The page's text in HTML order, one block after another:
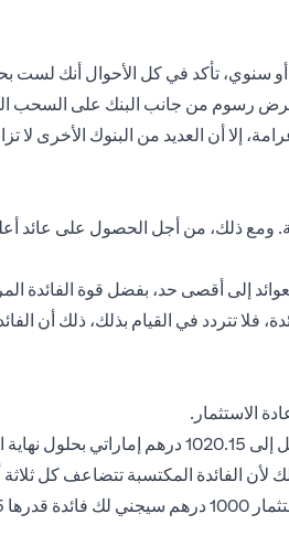
سنوي، تأكد في كل الأحوال أنك لست
فرض رسوم من جانب البنك على السحب
إلا أن العديد من البنوك الأخرى لا
ومع ذلك، من أجل الحصول على عائد
إلى أقصى حد، بفضل قوة الفائدة
فلا تتردد في القيام بذلك، ذلك أن
ما يعنيه هذا هو أن مبلغ 1000 درهم إماراتي المستثمر في بداية العام سيصل إلى
وذلك لأن الفائدة المكتسبة تتضاعف كل